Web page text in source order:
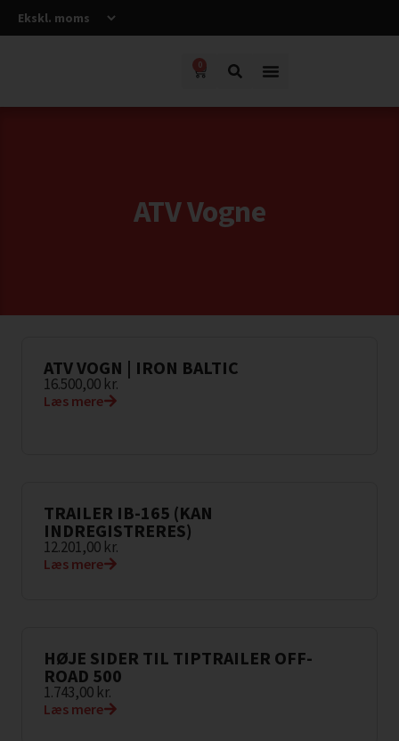
0
ATV Vogne
ATV VOGN | IRON BALTIC
16.500,00 kr.
Læs mere
TRAILER IB-165 (KAN
INDREGISTRERES)
12.201,00 kr.
Læs mere
HØJE SIDER TIL TIPTRAILER OFF-
ROAD 500
1.743,00 kr.
Læs mere